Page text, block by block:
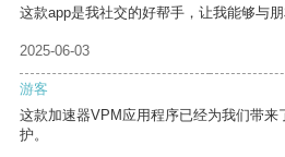
这款app是我社交的好帮手，让我能够与
2025-06-03
游客
这款加速器VPM应用程序已经为我们带来
护。